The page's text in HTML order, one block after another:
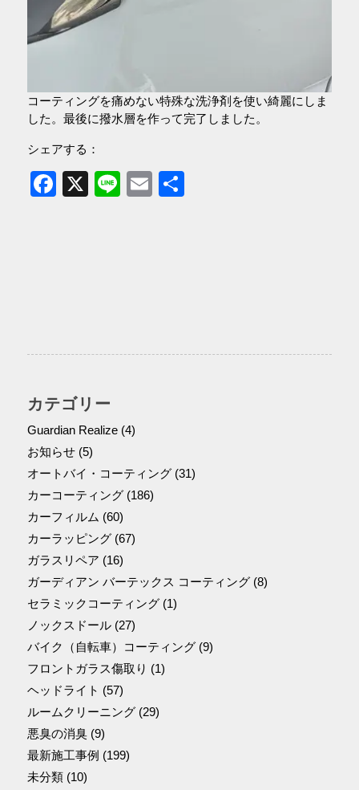
コーティングを痛めない特殊な洗浄剤を使い綺麗にしま
した。最後に撥水層を作って完了しました。
シェアする：
Facebook
X LineEmail
共
カテゴリー
Guardian Realize(4)
お知らせ(5)
オートバイ・コーティング(31)
カーコーティング(186)
カーフィルム (60)
カーラッピング(67)
ガラスリペア (16)
ガーディアン バーテックス コーティング(8)
セラミックコーティング(1)
ノックスドール(27)
バイク（自転車）コーティング(9)
フロントガラス傷取り (1)
ヘッドライト (57)
ルームクリーニング(29)
悪臭の消臭(9)
最新施工事例 (199)
未分類(10)